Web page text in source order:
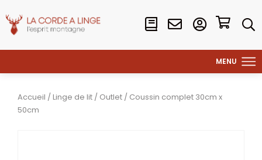
Accueil / Linge de lit / Outlet / Coussin complet 30cm x
50cm